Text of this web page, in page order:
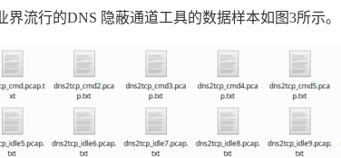
界流行的DNS 隐蔽通道工具的数据样本如图3所示。